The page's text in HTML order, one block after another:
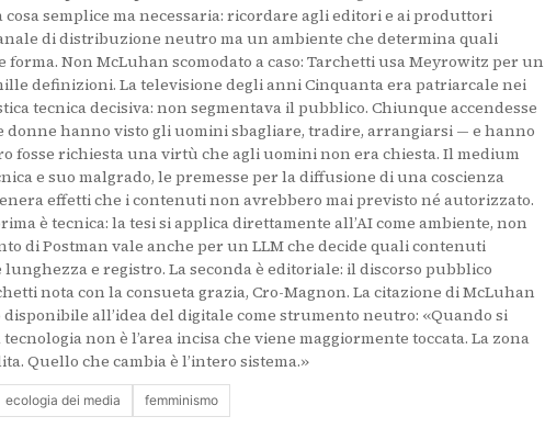
cosa semplice ma necessaria: ricordare agli editori e ai produttori
di distribuzione neutro ma un ambiente che determina quali
Non McLuhan scomodato a caso: Tarchetti usa Meyrowitz per un
definizioni. La televisione degli anni Cinquanta era patriarcale nei
tecnica decisiva: non segmentava il pubblico. Chiunque accendesse
donne hanno visto gli uomini sbagliare, tradire, arrangiarsi — e hanno
fosse richiesta una virtù che agli uomini non era chiesta. Il medium
e suo malgrado, le premesse per la diffusione di una coscienza
effetti che i contenuti non avrebbero mai previsto né autorizzato.
è tecnica: la tesi si applica direttamente all’AI come ambiente, non
di Postman vale anche per un LLM che decide quali contenuti
e registro. La seconda è editoriale: il discorso pubblico
nota con la consueta grazia, Cro-Magnon. La citazione di McLuhan
all’idea del digitale come strumento neutro: «Quando si
non è l’area incisa che viene maggiormente toccata. La zona
Quello che cambia è l’intero sistema.»
ecologia dei media femminismo